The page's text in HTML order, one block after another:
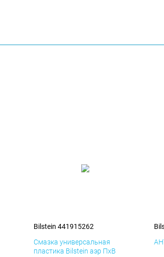
Bilstein 441915262
Смазка универсальная
пластика Bilstein аэр ПхВ